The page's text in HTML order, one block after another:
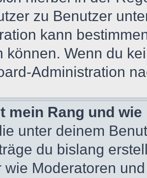
zu Benutzer
kann
können. Wenn du
Administration
mein Rang und
unter deinem
du bislang
wie Moderatoren